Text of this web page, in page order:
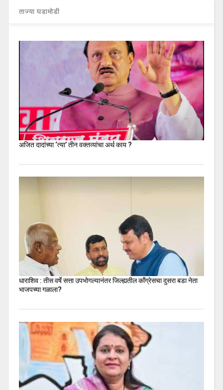
ताज्या घडामोडी
अजित दादांच्या ‘त्या’ तीन वक्तव्यांचा अर्थ काय ?
धाराशिव : तीस वर्षे सत्ता उपभोगल्यानंतर जिल्ह्यतील कॉंग्रेसचा दुसरा बडा नेता
भाजपच्या गळाला?